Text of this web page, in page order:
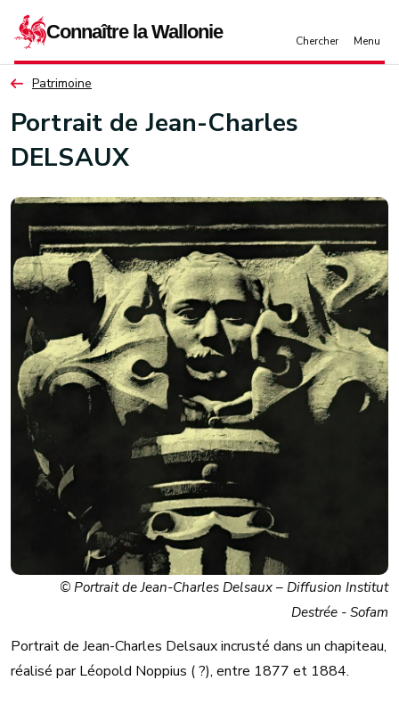
Patrimoine
Portrait de Jean-Charles
DELSAUX
© Portrait de Jean-Charles Delsaux – Diffusion Institut
Destrée - Sofam
Portrait de Jean-Charles Delsaux incrusté dans un chapiteau,
réalisé par Léopold Noppius ( ?), entre 1877 et 1884.